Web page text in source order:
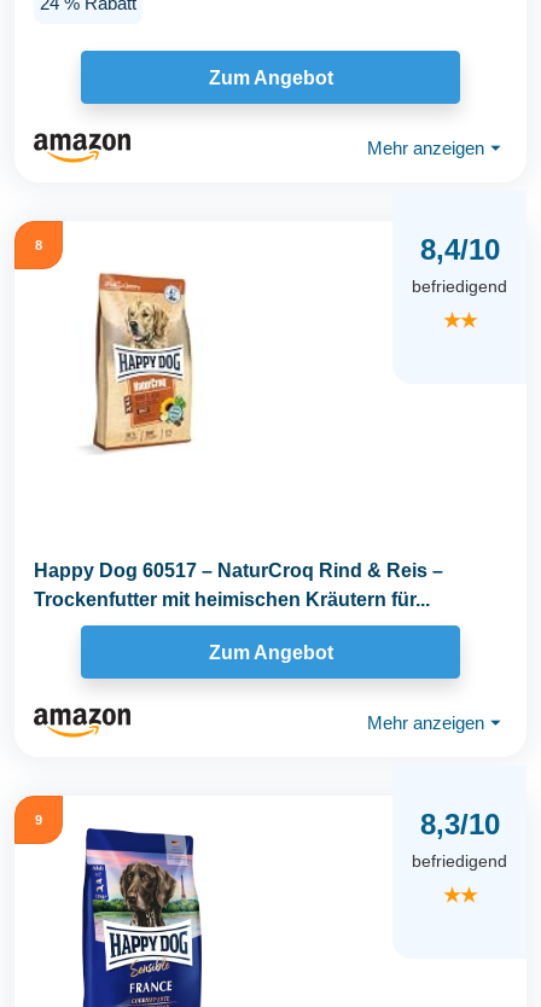
Zum Angebot
Mehr anzeigen ⏷
8 8,4/10
befriedigend
★★
Happy Dog 60517 – NaturCroq Rind & Reis –
Trockenfutter mit heimischen Kräutern für...
Zum Angebot
Mehr anzeigen ⏷
9 8,3/10
befriedigend
★★